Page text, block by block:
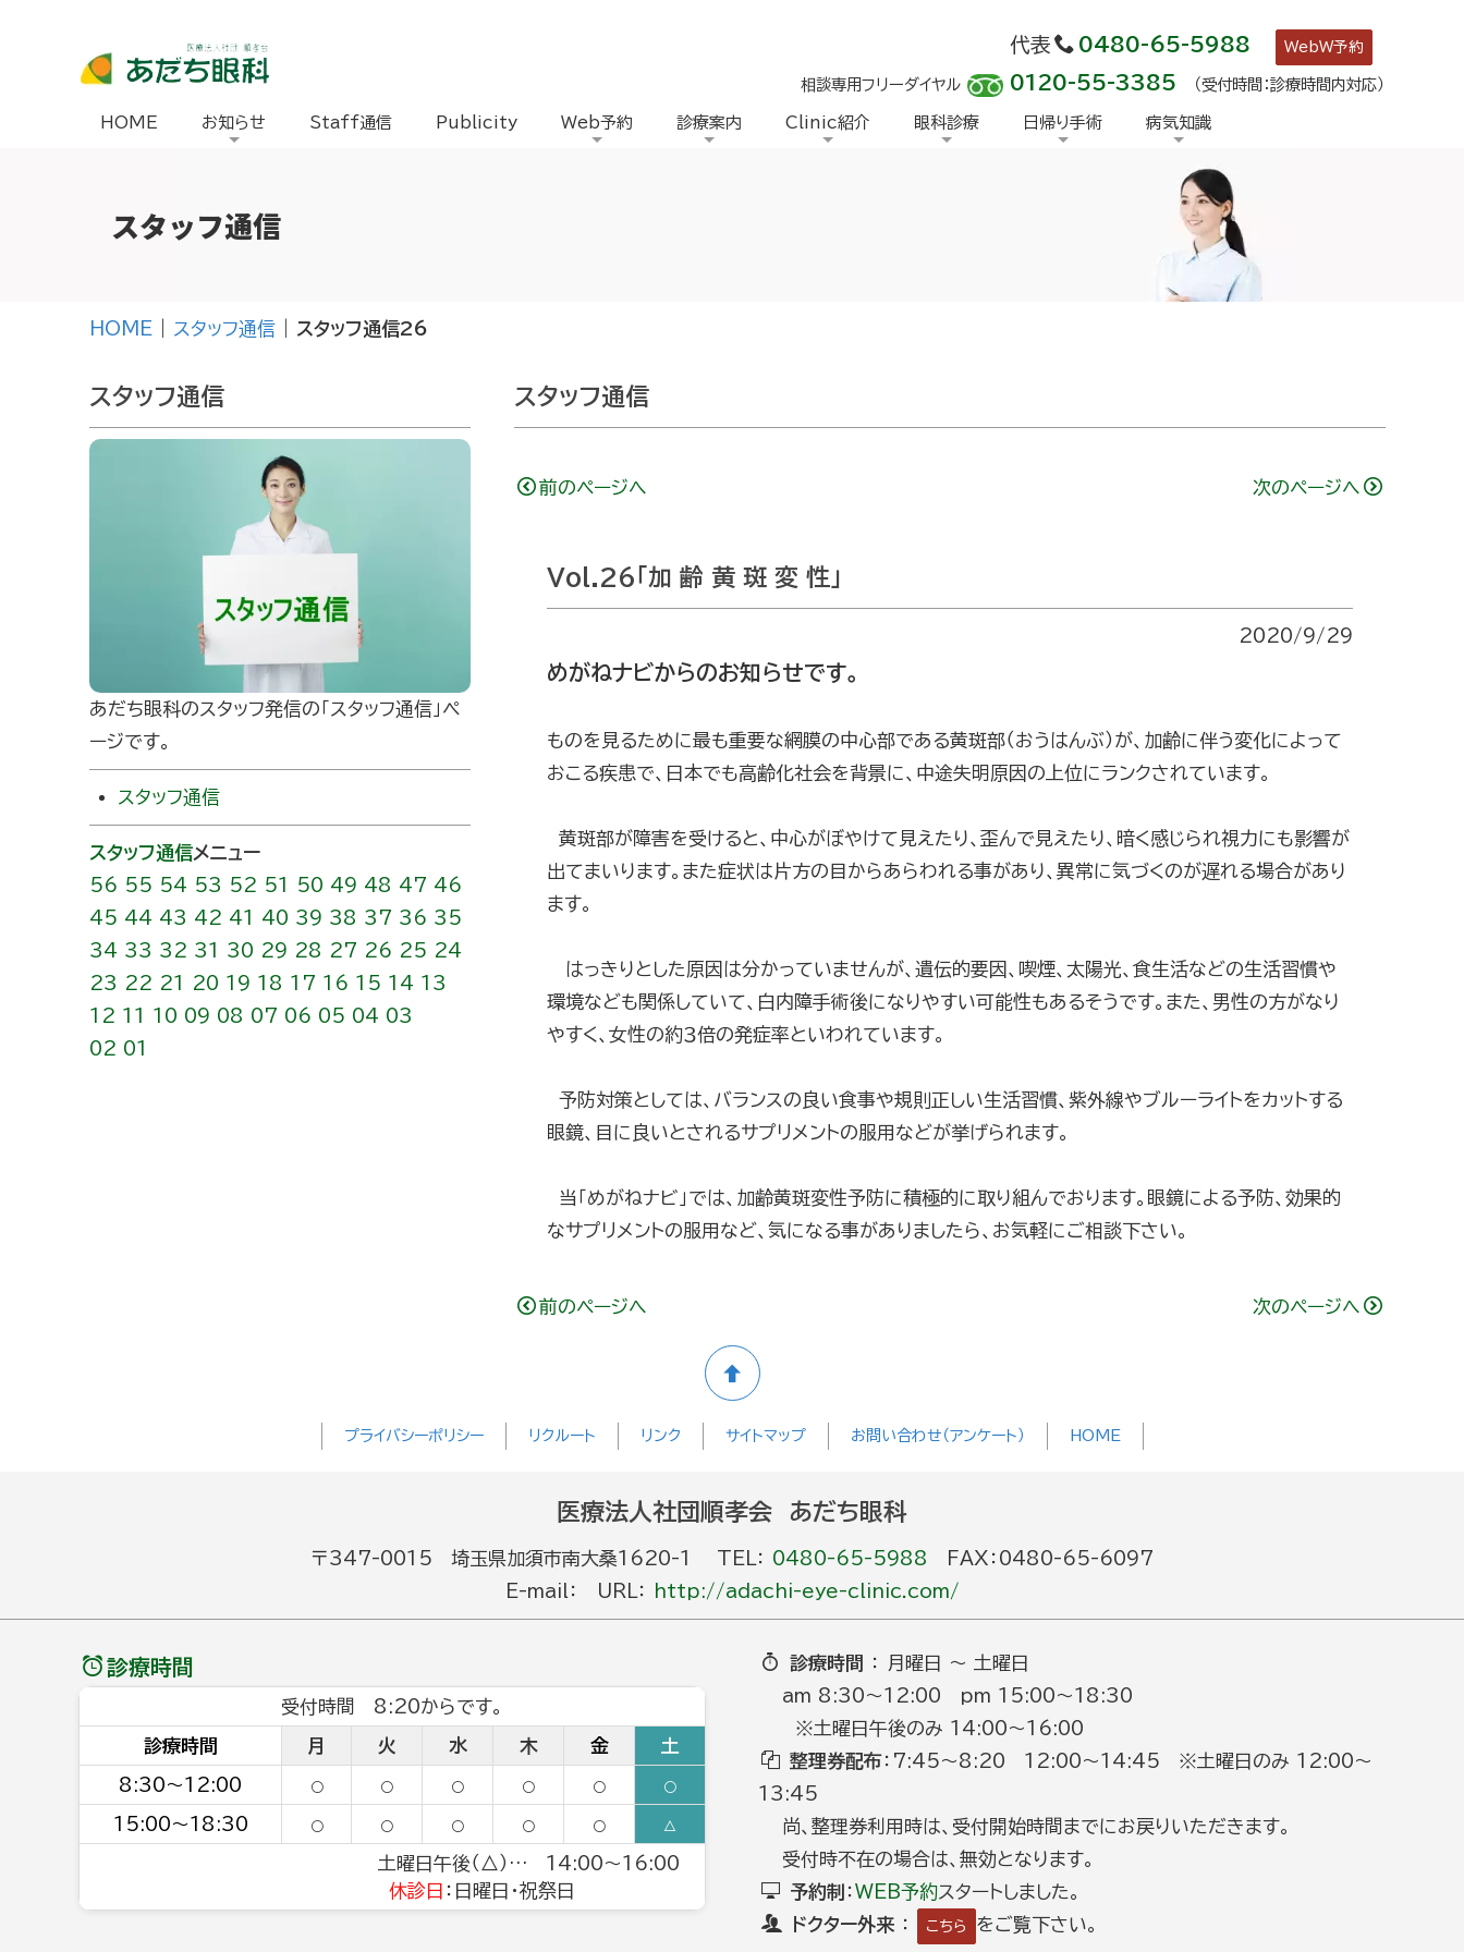
代表 0480-65-5988 WebW予約
相談専用フリーダイヤル 0120-55-3385 （受付時間：診療時間内対応）
HOME お知らせ Staff通信 Publicity Web予約 診療案内 Clinic紹介 眼科診療 日帰り手術 病気知識
スタッフ通信
HOME スタッフ通信 スタッフ通信26
スタッフ通信
前のページへ 次のページへ
Vol.26「加 齢 黄 斑 変 性」
2020/9/29
めがねナビからのお知らせです。
ものを見るために最も重要な網膜の中心部である黄斑部（おうはんぶ）が、加齢に伴う変化によって
おこる疾患で、日本でも高齢化社会を背景に、中途失明原因の上位にランクされています。
黄斑部が障害を受けると、中心がぼやけて見えたり、歪んで見えたり、暗く感じられ視力にも影響が
出てまいります。また症状は片方の目からあらわれる事があり、異常に気づくのが遅れる場合があり
ます。
はっきりとした原因は分かっていませんが、遺伝的要因、喫煙、太陽光、食生活などの生活習慣や
環境なども関係していて、白内障手術後になりやすい可能性もあるそうです。また、男性の方がなり
やすく、女性の約３倍の発症率といわれています。
予防対策としては、バランスの良い食事や規則正しい生活習慣、紫外線やブルーライトをカットする
眼鏡、目に良いとされるサプリメントの服用などが挙げられます。
当「めがねナビ」では、加齢黄斑変性予防に積極的に取り組んでおります。眼鏡による予防、効果的
なサプリメントの服用など、気になる事がありましたら、お気軽にご相談下さい。
前のページへ 次のページへ
スタッフ通信
あだち眼科のスタッフ発信の｢スタッフ通信」ペ
ージです。
スタッフ通信
スタッフ通信メニュー
56 55 54 53 52 51 50 49 48 47 46
45 44 43 42 41 40 39 38 37 36 35
34 33 32 31 30 29 28 27 26 25 24
23 22 21 20 19 18 17 16 15 14 13
12 11 10 09 08 07 06 05 04 03
02 01
プライバシーポリシー リクルート リンク サイトマップ お問い合わせ（アンケート） HOME
医療法人社団順孝会 あだち眼科
〒347-0015 埼玉県加須市南大桑1620-1 TEL： 0480-65-5988
FAX：0480-65-6097
E-mail： URL：
http://adachi-eye-clinic.com/
診療時間
受付時間 8:20からです。
診療時間 月 火 水 木 金 土
8:30～12:00 ○ ○ ○ ○ ○ ○
15:00～18:30 ○ ○ ○ ○ ○ △
土曜日午後（△）… 14:00～16:00
休診日 ：日曜日・祝祭日
診療時間
： 月曜日 ～ 土曜日
am 8:30～12:00 pm 15:00～18:30
※土曜日午後のみ 14:00～16:00
整理券配布：7:45～8:20 12:00～14:45 ※土曜日のみ 12:00～
13:45
尚、整理券利用時は、受付開始時間までにお戻りいただきます。
受付時不在の場合は、無効となります。
予約制 ：WEB予約スタートしました。
ドクター外来 ： こちら をご覧下さい。